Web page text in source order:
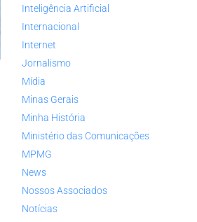
Inteligência Artificial
Internacional
Internet
Jornalismo
Mídia
Minas Gerais
Minha História
Ministério das Comunicações
MPMG
News
Nossos Associados
Notícias